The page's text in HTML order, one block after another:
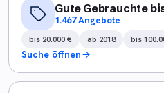
Gute Gebrauchte
1.467 Angebote
bis 20.000 € ab 2018 bis
Suche öffnen